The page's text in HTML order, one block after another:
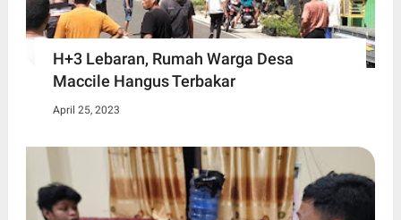
H+3 Lebaran, Rumah Warga Desa
Maccile Hangus Terbakar
April 25, 2023